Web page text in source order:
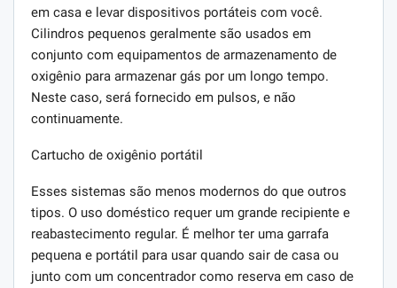
em casa e levar dispositivos portáteis com você.
Cilindros pequenos geralmente são usados ​​em
conjunto com equipamentos de armazenamento de
oxigênio para armazenar gás por um longo tempo.
Neste caso, será fornecido em pulsos, e não
continuamente.
Cartucho de oxigênio portátil
Esses sistemas são menos modernos do que outros
tipos. O uso doméstico requer um grande recipiente e
reabastecimento regular. É melhor ter uma garrafa
pequena e portátil para usar quando sair de casa ou
junto com um concentrador como reserva em caso de